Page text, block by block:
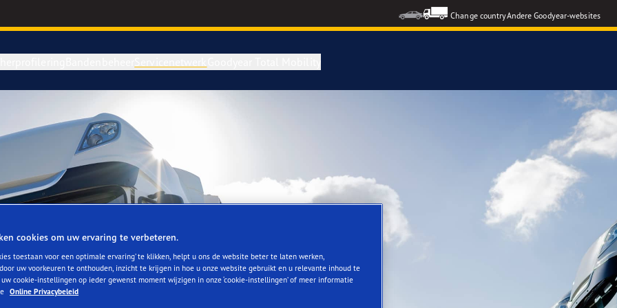
Change countryAndere Goodyear-websites
cookies om uw ervaring te verbeteren.
toestaan voor een optimale ervaring’ te klikken, helpt u ons de website beter te laten werken,
uw voorkeuren te onthouden, inzicht te krijgen in hoe u onze website gebruikt en u relevante inhoud te
uw cookie-instellingen op ieder gewenst moment wijzigen in onze ‘cookie-instellingen’ of meer informatie
Online Privacybeleid